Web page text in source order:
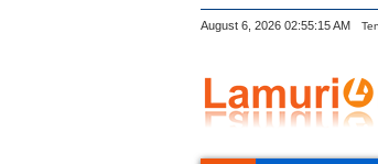
August 6, 2026 02:55:17 AM